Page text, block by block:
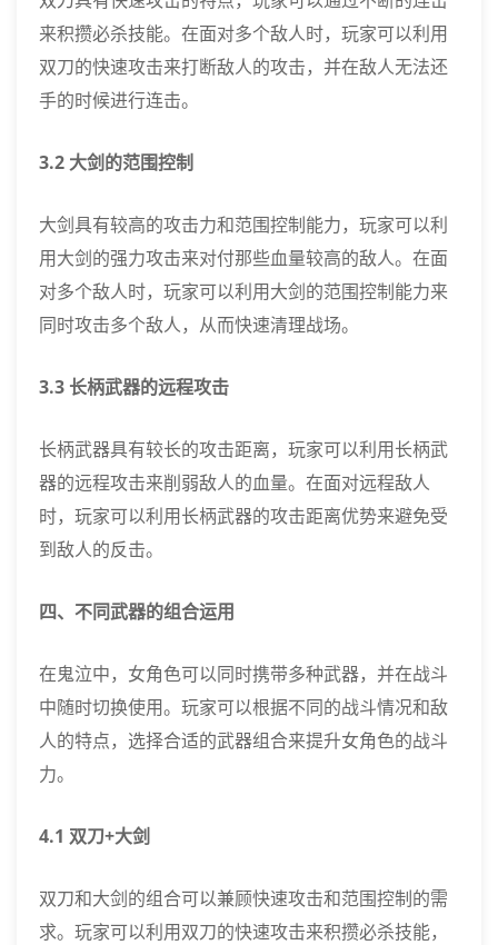
来积攒必杀技能。在面对多个敌人时，玩家可以利用
双刀的快速攻击来打断敌人的攻击，并在敌人无法还
手的时候进行连击。
3.2 大剑的范围控制
大剑具有较高的攻击力和范围控制能力，玩家可以利
用大剑的强力攻击来对付那些血量较高的敌人。在面
对多个敌人时，玩家可以利用大剑的范围控制能力来
同时攻击多个敌人，从而快速清理战场。
3.3 长柄武器的远程攻击
长柄武器具有较长的攻击距离，玩家可以利用长柄武
器的远程攻击来削弱敌人的血量。在面对远程敌人
时，玩家可以利用长柄武器的攻击距离优势来避免受
到敌人的反击。
四、不同武器的组合运用
在鬼泣中，女角色可以同时携带多种武器，并在战斗
中随时切换使用。玩家可以根据不同的战斗情况和敌
人的特点，选择合适的武器组合来提升女角色的战斗
力。
4.1 双刀+大剑
双刀和大剑的组合可以兼顾快速攻击和范围控制的需
求。玩家可以利用双刀的快速攻击来积攒必杀技能，